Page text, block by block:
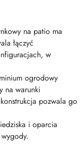
na patio ma
łączyć
w
ogrodowy
na warunki
pozwala go
i oparcia